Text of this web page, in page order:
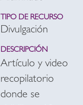
TIPO DE RECURSO
Divulgación
DESCRIPCIÓN
Artículo y video
recopilatorio
donde se